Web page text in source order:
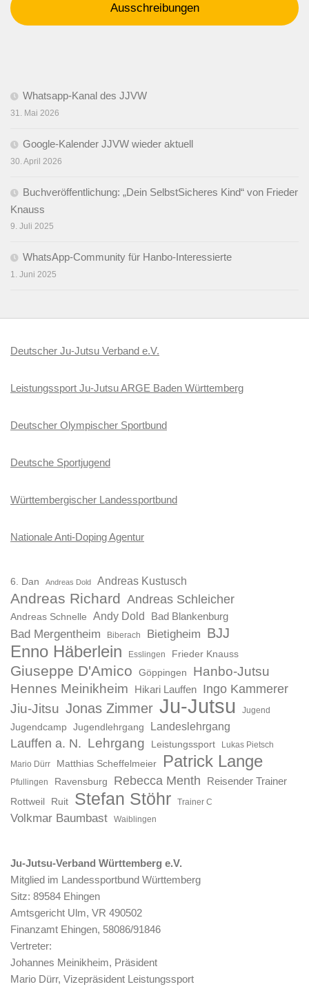
Ausschreibungen
Whatsapp-Kanal des JJVW
31. Mai 2026
Google-Kalender JJVW wieder aktuell
30. April 2026
Buchveröffentlichung: „Dein SelbstSicheres Kind“ von Frieder
Knauss
9. Juli 2025
WhatsApp-Community für Hanbo-Interessierte
1. Juni 2025
Deutscher Ju-Jutsu Verband e.V.
Leistungssport Ju-Jutsu ARGE Baden Württemberg
Deutscher Olympischer Sportbund
Deutsche Sportjugend
Württembergischer Landessportbund
Nationale Anti-Doping Agentur
6. Dan Andreas Dold Andreas Kustusch
Andreas Richard Andreas Schleicher
Andreas Schnelle Andy Dold Bad Blankenburg
Bad Mergentheim Biberach Bietigheim BJJ
Enno Häberlein Esslingen Frieder Knauss
Giuseppe D'Amico Göppingen
Hanbo-Jutsu
Hennes Meinikheim
Hikari Lauffen Ingo Kammerer
Jiu-Jitsu Jonas Zimmer Ju-Jutsu Jugend
Jugendcamp Jugendlehrgang Landeslehrgang
Lauffen a. N. Lehrgang Leistungssport
Lukas Pietsch
Mario Dürr
Matthias Scheffelmeier Patrick Lange
Pfullingen Ravensburg Rebecca Menth Reisender Trainer
Rottweil Ruit Stefan Stöhr Trainer C
Volkmar Baumbast Waiblingen
Ju-Jutsu-Verband Württemberg e.V.
Mitglied im Landessportbund Württemberg
Sitz: 89584 Ehingen
Amtsgericht Ulm, VR 490502
Finanzamt Ehingen, 58086/91846
Vertreter:
Johannes Meinikheim, Präsident
Mario Dürr, Vizepräsident Leistungssport